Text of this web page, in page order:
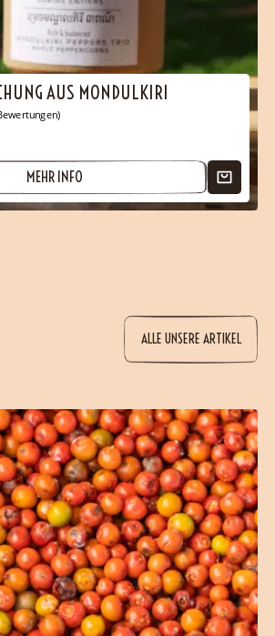
AUS MONDULKIRI
MEHR INFO
ALLE UNSERE ARTIKEL